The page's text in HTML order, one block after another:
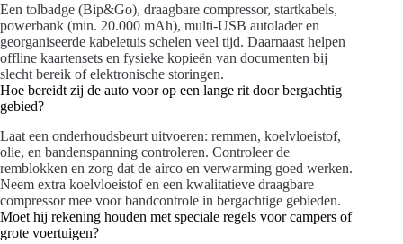
Een tolbadge (Bip&Go), draagbare compressor, startkabels,
powerbank (min. 20.000 mAh), multi-USB autolader en
georganiseerde kabeletuis schelen veel tijd. Daarnaast helpen
offline kaartensets en fysieke kopieën van documenten bij
slecht bereik of elektronische storingen.
Hoe bereidt zij de auto voor op een lange rit door bergachtig
gebied?
Laat een onderhoudsbeurt uitvoeren: remmen, koelvloeistof,
olie, en bandenspanning controleren. Controleer de
remblokken en zorg dat de airco en verwarming goed werken.
Neem extra koelvloeistof en een kwalitatieve draagbare
compressor mee voor bandcontrole in bergachtige gebieden.
Moet hij rekening houden met speciale regels voor campers of
grote voertuigen?